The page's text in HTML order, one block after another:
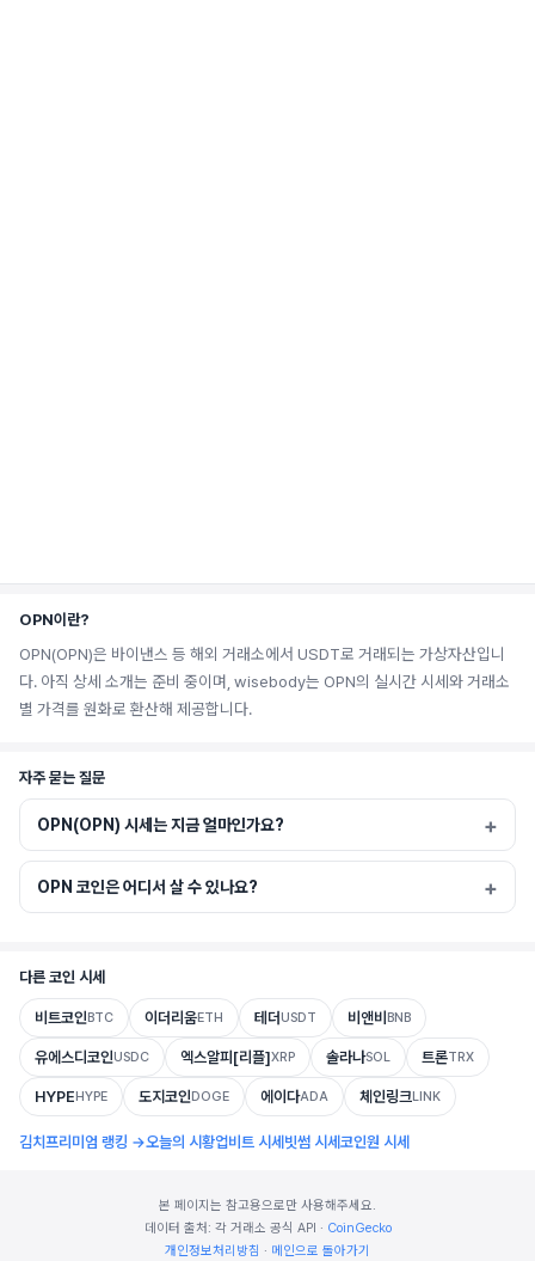
OPN이란?
OPN(OPN)은 바이낸스 등 해외 거래소에서 USDT로 거래되는 가상자산입니
다. 아직 상세 소개는 준비 중이며, wisebody는 OPN의 실시간 시세와 거래소
별 가격를 원화로 환산해 제공합니다.
자주 묻는 질문
OPN(OPN) 시세는 지금 얼마인가요?
OPN 코인은 어디서 살 수 있나요?
다른 코인 시세
비트코인BTC 이더리움ETH 테더USDT 비앤비 BNB
유에스디코인USDC 엑스알피[리플]XRP 솔라나SOL 트론TRX
HYPEHYPE 도지코인DOGE 에이다ADA 체인링크LINK
김치프리미엄 랭킹 →오늘의 시황업비트 시세 빗썸 시세 코인원 시세
본 페이지는 참고용으로만 사용해주세요.
데이터 출처: 각 거래소 공식 API · CoinGecko
개인정보처리방침 · 메인으로 돌아가기